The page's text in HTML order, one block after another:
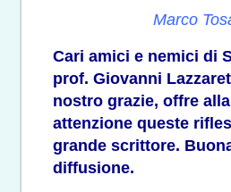
Marco
Cari amici e nemici di
prof. Giovanni
nostro grazie, offre
attenzione queste
grande scrittore.
diffusione.